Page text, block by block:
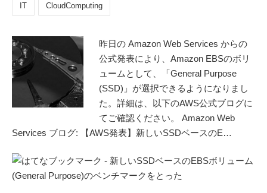
IT CloudComputing
昨日の Amazon Web Services からの
公式発表により、Amazon EBSのボリ
ュームとして、「General Purpose
(SSD)」が選択できるようになりまし
た。詳細は、以下のAWS公式ブログに
てご確認ください。 Amazon Web
Services ブログ: 【AWS発表】新しいSSDベースのE…